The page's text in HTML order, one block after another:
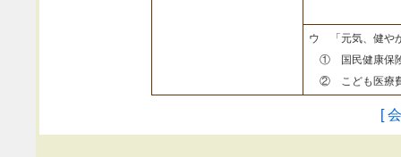
ウ 「元気、健や
① 国民健康保険
② こども医療費
[